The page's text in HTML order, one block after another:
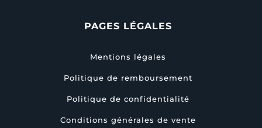
PAGES LÉGALES
Mentions légales
Politique de remboursement
Politique de confidentialité
Conditions générales de vente